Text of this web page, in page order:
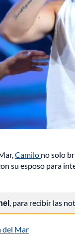
Camilo no solo
su esposo para
, para recibir las
del Mar